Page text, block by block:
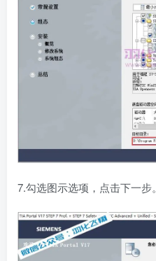
7.勾选图示选项，点击下一步。